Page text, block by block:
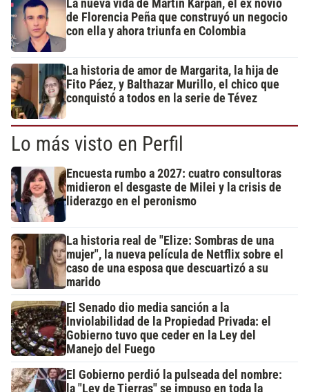
La nueva vida de Martín Karpan, el ex novio
de Florencia Peña que construyó un negocio
con ella y ahora triunfa en Colombia
La historia de amor de Margarita, la hija de
Fito Páez, y Balthazar Murillo, el chico que
conquistó a todos en la serie de Tévez
Lo más visto en Perfil
Encuesta rumbo a 2027: cuatro consultoras
midieron el desgaste de Milei y la crisis de
liderazgo en el peronismo
La historia real de "Elize: Sombras de una
mujer", la nueva película de Netflix sobre el
caso de una esposa que descuartizó a su
marido
El Senado dio media sanción a la
Inviolabilidad de la Propiedad Privada: el
Gobierno tuvo que ceder en la Ley del
Manejo del Fuego
El Gobierno perdió la pulseada del nombre:
la "Ley de Tierras" se impuso en toda la